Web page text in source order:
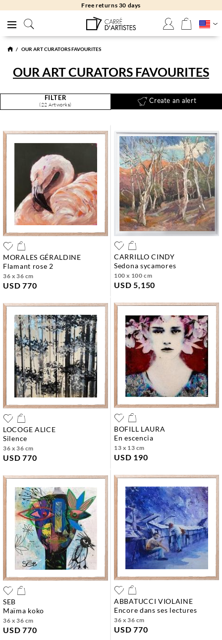
Free returns 30 days
OUR ART CURATORS FAVOURITES
OUR ART CURATORS FAVOURITES
FILTER
(22 Artworks)
Create an alert
MORALES GÉRALDINE
flamant rose 2
36 x 36 cm
USD 770
CARRILLO CINDY
sedona sycamores
100 x 100 cm
USD 5,150
LOCOGE ALICE
silence
36 x 36 cm
USD 770
BOFILL LAURA
en escencia
13 x 13 cm
USD 190
SEB
maïma koko
36 x 36 cm
USD 770
ABBATUCCI VIOLAINE
encore dans ses lectures
36 x 36 cm
USD 770